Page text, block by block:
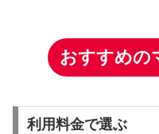
おすすめの
利用料金で選ぶ